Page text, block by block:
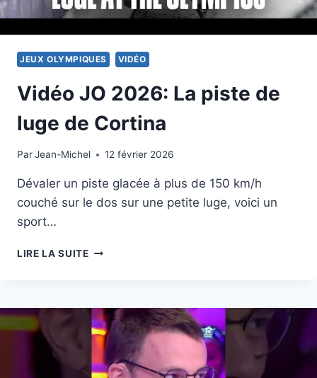
JEUX OLYMPIQUES VIDÉO
Vidéo JO 2026: La piste de
luge de Cortina
ParJean-Michel
14 février 2026 12 février 2026
Dévaler un piste glacée à plus de 150 km/h
couché sur le dos sur une petite luge, voici un
sport…
LIRE LA SUITEVIDÉO
PISTE
DE
LUGE
CORTINA